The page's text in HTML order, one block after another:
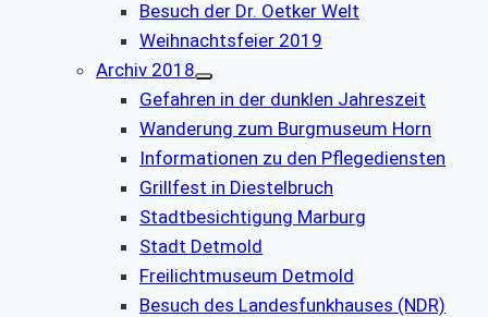
Besuch der Dr. Oetker Welt
Weihnachtsfeier 2019
Archiv 2018
Gefahren in der dunklen Jahreszeit
Wanderung zum Burgmuseum Horn
Informationen zu den Pflegediensten
Grillfest in Diestelbruch
Stadtbesichtigung Marburg
Stadt Detmold
Freilichtmuseum Detmold
Besuch des Landesfunkhauses (NDR)